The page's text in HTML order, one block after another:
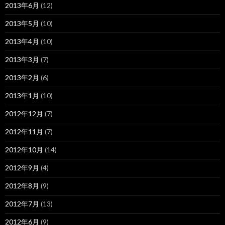
2013年6月 (12)
2013年5月 (10)
2013年4月 (10)
2013年3月 (7)
2013年2月 (6)
2013年1月 (10)
2012年12月 (7)
2012年11月 (7)
2012年10月 (14)
2012年9月 (4)
2012年8月 (9)
2012年7月 (13)
2012年6月 (9)